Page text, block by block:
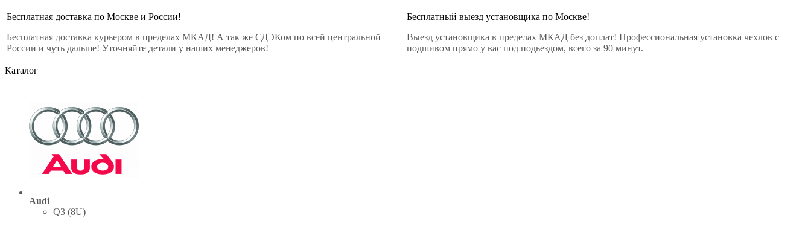
Бесплатная доставка по Москве и России!
Бесплатная доставка курьером в пределах МКАД! А так же СДЭКом по всей центральной
России и чуть дальше! Уточняйте детали у наших менеджеров!
Бесплатный выезд установщика по Москве!
Выезд установщика в пределах МКАД без доплат! Профессиональная установка чехлов с
подшивом прямо у вас под подьездом, всего за 90 минут.
Каталог
Audi
Q3 (8U)